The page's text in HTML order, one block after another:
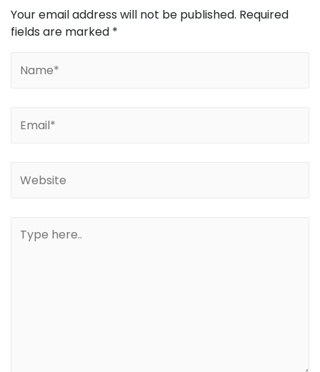
Your email address will not be published. Required
fields are marked *